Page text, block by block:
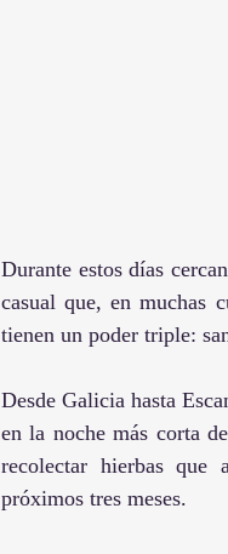
Durante estos días
casual que, en muchas
tienen un poder triple:
Desde Galicia hasta
en la noche más corta
recolectar hierbas que
próximos tres meses.